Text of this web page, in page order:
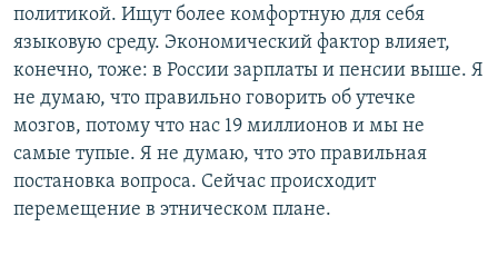
политикой. Ищут более комфортную для себя
языковую среду. Экономический фактор влияет,
конечно, тоже: в России зарплаты и пенсии выше. Я
не думаю, что правильно говорить об утечке
мозгов, потому что нас 19 миллионов и мы не
самые тупые. Я не думаю, что это правильная
постановка вопроса. Сейчас происходит
перемещение в этническом плане.